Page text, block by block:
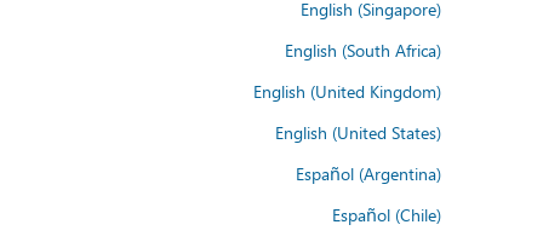
English (Singapore)
English (South Africa)
English (United Kingdom)
English (United States)
Español (Argentina)
Español (Chile)